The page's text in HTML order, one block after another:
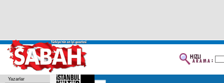
Yazarlar